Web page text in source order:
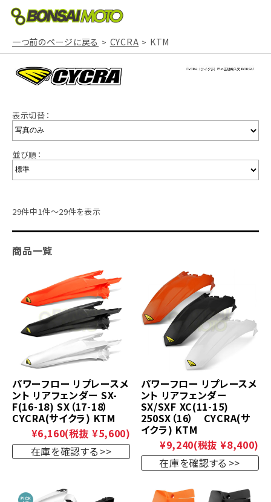
一つ前のページに戻る CYCRA KTM
表示切替：
並び順：
29件中1件～29件を表示
商品一覧
パワーフロー リプレースメ
ント リアフェンダー SX-
F(16-18) SX（17-18）
CYCRA(サイクラ) KTM
¥6,160(税抜 ¥5,600)
在庫を確認する
パワーフロー リプレースメ
ント リアフェンダー
SX/SXF XC(11-15)
250SX（16） CYCRA(サ
イクラ) KTM
¥9,240(税抜 ¥8,400)
在庫を確認する